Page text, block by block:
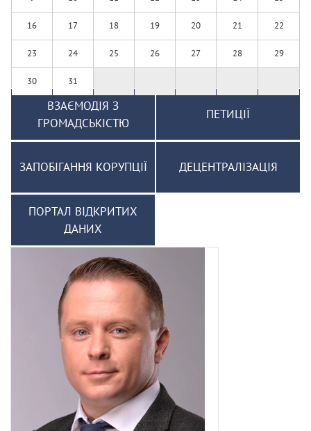
16 17 18 19 20 21 22
23 24 25 26 27 28 29
30 31
ВЗАЄМОДІЯ З
ГРОМАДСЬКІСТЮ
ПЕТИЦІЇ
ЗАПОБІГАННЯ КОРУПЦІЇ ДЕЦЕНТРАЛІЗАЦІЯ
ПОРТАЛ ВІДКРИТИХ
ДАНИХ